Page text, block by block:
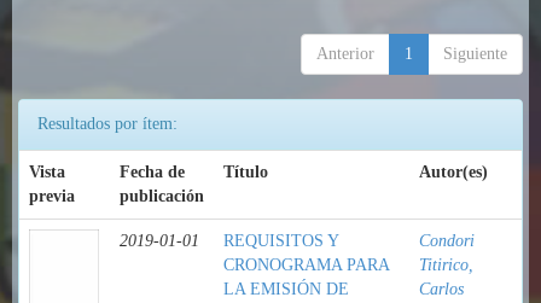
Anterior 1 Siguiente
Resultados por ítem:
Vista
previa
Fecha de
publicación
Título Autor(es)
2019-01-01
REQUISITOS Y
CRONOGRAMA PARA
LA EMISIÓN DE
Condori
Titirico,
Carlos